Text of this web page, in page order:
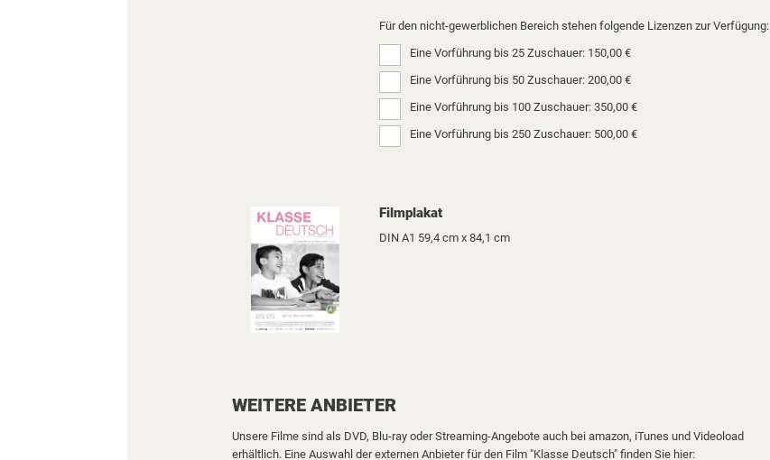
Für den nicht-gewerblichen Bereich stehen folgende Lizenzen zur Verfügung:
Eine Vorführung bis 25 Zuschauer: 150,00 €
Eine Vorführung bis 50 Zuschauer: 200,00 €
Eine Vorführung bis 100 Zuschauer: 350,00 €
Eine Vorführung bis 250 Zuschauer: 500,00 €
Filmplakat
DIN A1 59,4 cm x 84,1 cm
WEITERE ANBIETER
Unsere Filme sind als DVD, Blu-ray oder Streaming-Angebote auch bei amazon, iTunes und Videoload
erhältlich. Eine Auswahl der externen Anbieter für den Film "Klasse Deutsch" finden Sie hier: